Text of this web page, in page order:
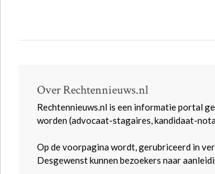
Over Rechtennieuws.nl
Rechtennieuws.nl is een informatie portal
worden (advocaat-stagaires, kandidaat-
Op de voorpagina wordt, gerubriceerd in
Desgewenst kunnen bezoekers naar